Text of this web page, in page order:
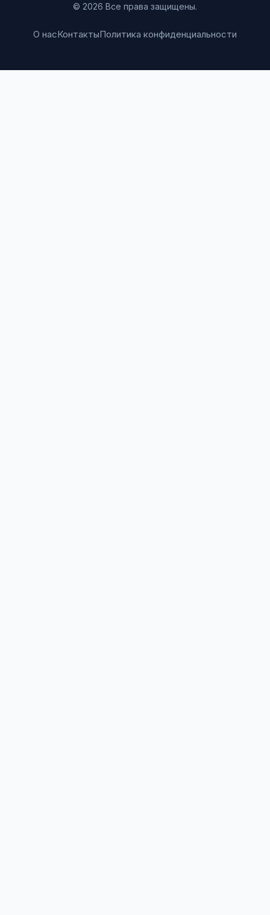
© 2026 Все права защищены.
О насКонтактыПолитика конфиденциальности